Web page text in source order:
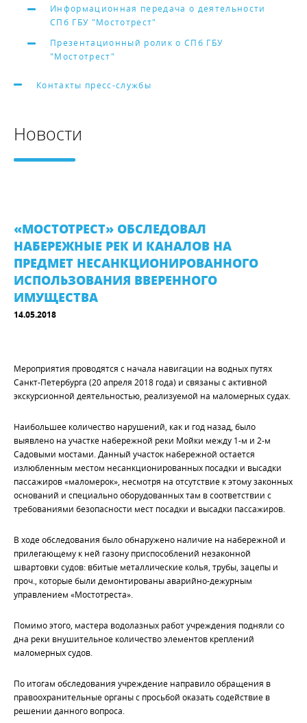
Информационная передача о деятельности
СПб ГБУ "Мостотрест"
Презентационный ролик о СПб ГБУ
"Мостотрест"
Контакты пресс-службы
Новости
«МОСТОТРЕСТ» ОБСЛЕДОВАЛ
НАБЕРЕЖНЫЕ РЕК И КАНАЛОВ НА
ПРЕДМЕТ НЕСАНКЦИОНИРОВАННОГО
ИСПОЛЬЗОВАНИЯ ВВЕРЕННОГО
ИМУЩЕСТВА
14.05.2018
Мероприятия проводятся с начала навигации на водных путях
Санкт-Петербурга (20 апреля 2018 года) и связаны с активной
экскурсионной деятельностью, реализуемой на маломерных судах.
Наибольшее количество нарушений, как и год назад, было
выявлено на участке набережной реки Мойки между 1-м и 2-м
Садовыми мостами. Данный участок набережной остается
излюбленным местом несанкционированных посадки и высадки
пассажиров «маломерок», несмотря на отсутствие к этому законных
оснований и специально оборудованных там в соответствии с
требованиями безопасности мест посадки и высадки пассажиров.
В ходе обследования было обнаружено наличие на набережной и
прилегающему к ней газону приспособлений незаконной
швартовки судов: вбитые металлические колья, трубы, зацепы и
проч., которые были демонтированы аварийно-дежурным
управлением «Мостотреста».
Помимо этого, мастера водолазных работ учреждения подняли со
дна реки внушительное количество элементов креплений
маломерных судов.
По итогам обследования учреждение направило обращения в
правоохранительные органы с просьбой оказать содействие в
решении данного вопроса.